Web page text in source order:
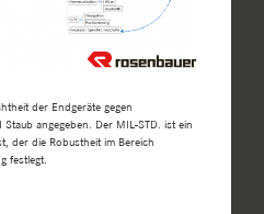
der Endgeräte gegen
angegeben. Der MIL-STD. ist ein
der die Robustheit im Bereich
festlegt.